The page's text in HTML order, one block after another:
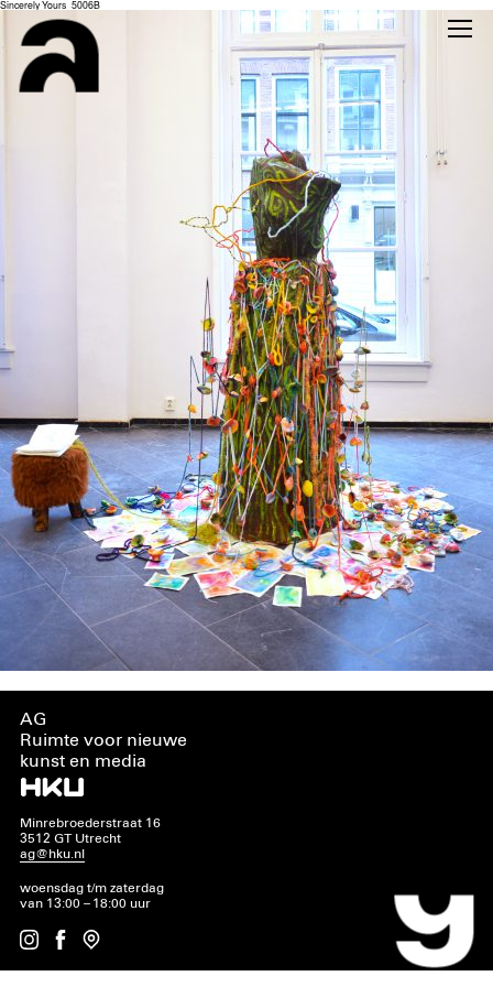
Sincerely Yours_5006B
AG
Ruimte voor nieuwe
kunst en media
Minrebroederstraat 16
3512 GT Utrecht
ag@hku.nl
woensdag t/m zaterdag
van 13:00 – 18:00 uur